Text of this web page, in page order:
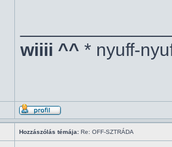
wiiii ^^ * nyuff-
Hozzászólás témája: Re: OFF-SZTRÁDA